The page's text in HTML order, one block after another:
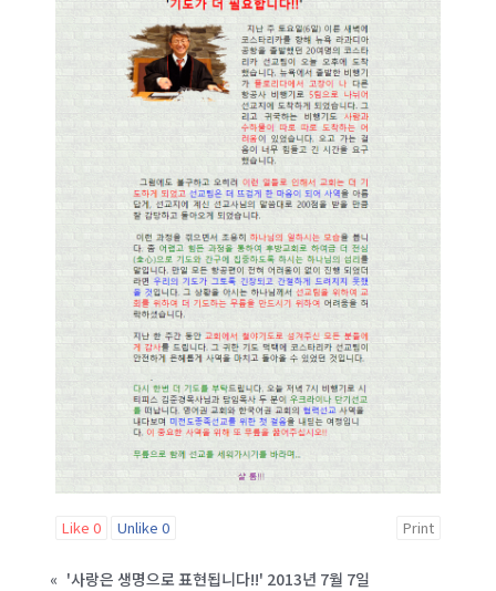
Like 0 Unlike 0 Print
« '사랑은 생명으로 표현됩니다!!' 2013년 7월 7일